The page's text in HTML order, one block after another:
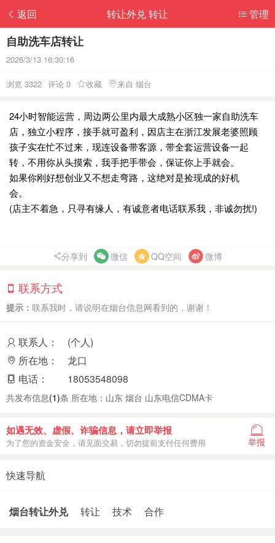
返回 管理
转让外兑 转让
自助洗车店转让
2026/3/13 16:30:16
浏览 3322 评论 0 收藏 来自 烟台
24小时智能运营，周边两公里内最大成熟小区独一家自助洗车
店，独立小程序，接手就可盈利，因店主在浙江发展老婆照顾
孩子实在忙不过来，现连设备带客源，带全套运营设备一起
转，不用你从头摸索，我手把手带会，保证你上手就会。
如果你刚好想创业又不想走弯路，这绝对是捡现成的好机
会。
(店主不着急，只寻有缘人，有诚意者电话联系我，非诚勿扰!)
分享到 微信 QQ空间 微博
联系方式
提示： 联系我时，请说明在烟台信息网看到的，谢谢！
联系人：
(个人)
所在地：
龙口
电话：
18053548098
共发布信息(1)条 所在地：山东 烟台 山东电信CDMA卡
如遇无效、虚假、诈骗信息，请立即举报
为了您的资金安全，请见面交易，切勿提前支付任何费用 举报
快速导航
烟台转让外兑 转让 技术 合作